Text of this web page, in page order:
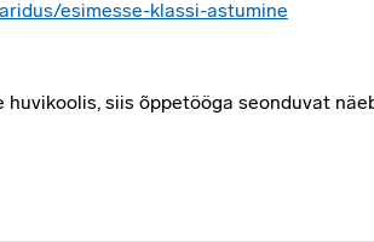
esimesse-klassi-astumine
huvikoolis, siis õppetööga seonduvat